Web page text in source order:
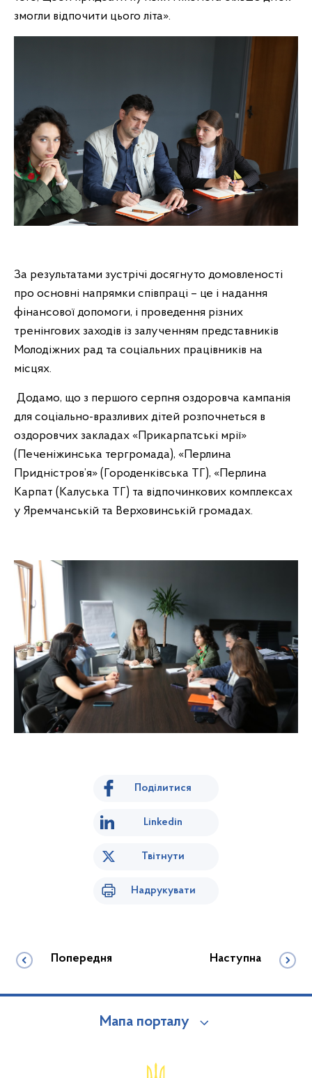
змогли відпочити цього літа».
За результатами зустрічі досягнуто домовленості
про основні напрямки співпраці – це і надання
фінансової допомоги, і проведення різних
тренінгових заходів із залученням представників
Молодіжних рад та соціальних працівників на
місцях.
Додамо, що з першого серпня оздоровча кампанія
для соціально-вразливих дітей розпочнеться в
оздоровчих закладах «Прикарпатські мрії»
(Печеніжинська тергромада), «Перлина
Придністров’я» (Городенківська ТГ), «Перлина
Карпат (Калуська ТГ) та відпочинкових комплексах
у Яремчанській та Верховинській громадах.
Поділитися
Linkedin
Твітнути
Надрукувати
Попередня Наступна
Мапа порталу